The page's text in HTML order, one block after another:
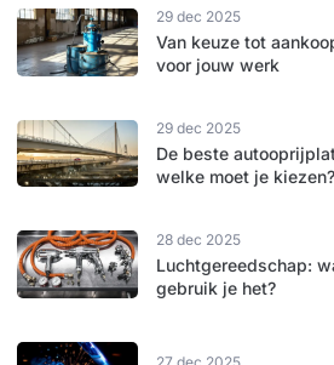
29 dec 2025
Van keuze tot
voor jouw werk
29 dec 2025
De beste
welke moet je kiezen?
28 dec 2025
Luchtgereedschap:
gebruik je het?